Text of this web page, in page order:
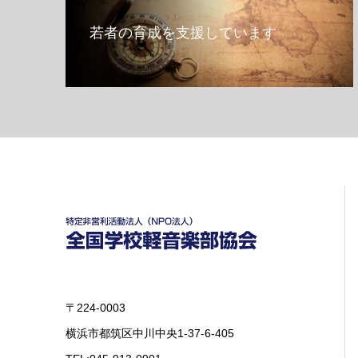
若者の育成を支援しています
〒224-0003
横浜市都筑区中川中央1-37-6-405